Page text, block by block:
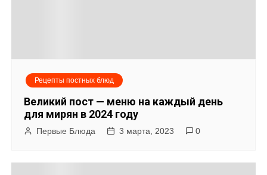
Рецепты постных блюд
Великий пост — меню на каждый день
для мирян в 2024 году
Первые Блюда 3 марта, 2023 0